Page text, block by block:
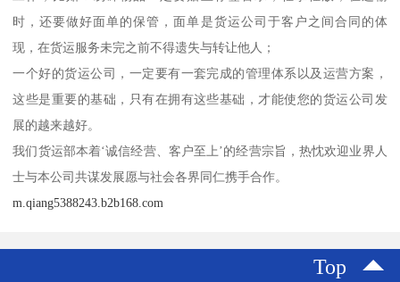
时，还要做好面单的保管，面单是货运公司于客户之间合同的体
现，在货运服务未完之前不得遗失与转让他人；
一个好的货运公司，一定要有一套完成的管理体系以及运营方案，
这些是重要的基础，只有在拥有这些基础，才能使您的货运公司发
展的越来越好。
我们货运部本着‘诚信经营、客户至上’的经营宗旨，热忱欢迎业界人
士与本公司共谋发展愿与社会各界同仁携手合作。
m.qiang5388243.b2b168.com
Top